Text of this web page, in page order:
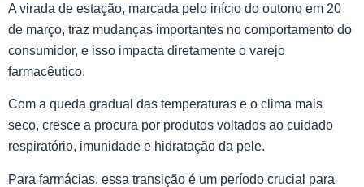
A virada de estação, marcada pelo início do outono em 20
de março, traz mudanças importantes no comportamento do
consumidor, e isso impacta diretamente o varejo
farmacêutico.
Com a queda gradual das temperaturas e o clima mais
seco, cresce a procura por produtos voltados ao cuidado
respiratório, imunidade e hidratação da pele.
Para farmácias, essa transição é um período crucial para